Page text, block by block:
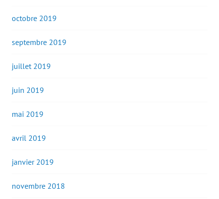
octobre 2019
septembre 2019
juillet 2019
juin 2019
mai 2019
avril 2019
janvier 2019
novembre 2018